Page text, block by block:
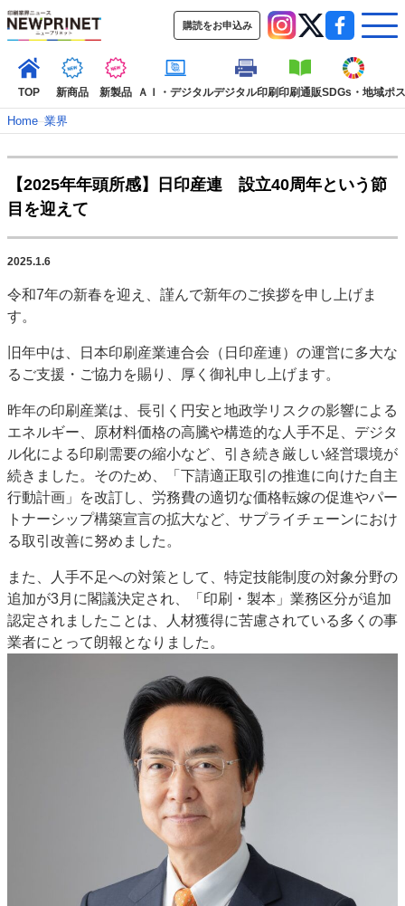
購読をお申込み
TOP 新商品 新製品 ＡＩ・デジタルデジタル印刷印刷通販SDGs・地域ポ
TOP
新着記事
インタビュー
SDGs・地域
特集記事カテゴリー一覧
2022 見える化・MIS特集
特集・デジタル印刷 アイデアで勝負！ ～多様なビジネス・多彩な商材～
JAPAN PACK 2023 特集
中古印刷機・製本機特集
2022 検査・校正特集
特集・デジタル印刷 ～ 新成長軌道を描く
案内
発刊案内
JFPI印刷用語集
運営
会社案内
購読・購入申し込み
サイトポリシー
お問い合わせ
Home–業界
【2025年年頭所感】日印産連 設立40周年という節
目を迎えて
2025.1.6
令和7年の新春を迎え、謹んで新年のご挨拶を申し上げま
す。
旧年中は、日本印刷産業連合会（日印産連）の運営に多大な
るご支援・ご協力を賜り、厚く御礼申し上げます。
昨年の印刷産業は、長引く円安と地政学リスクの影響による
エネルギー、原材料価格の高騰や構造的な人手不足、デジタ
ル化による印刷需要の縮小など、引き続き厳しい経営環境が
続きました。そのため、「下請適正取引の推進に向けた自主
行動計画」を改訂し、労務費の適切な価格転嫁の促進やパー
トナーシップ構築宣言の拡大など、サプライチェーンにおけ
る取引改善に努めました。
また、人手不足への対策として、特定技能制度の対象分野の
追加が3月に閣議決定され、「印刷・製本」業務区分が追加
認定されましたことは、人材獲得に苦慮されている多くの事
業者にとって朗報となりました。